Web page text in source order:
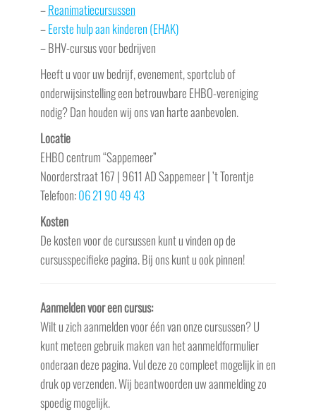
–Reanimatiecursussen
–Eerste hulp aan kinderen (EHAK)
– BHV-cursus voor bedrijven
Heeft u voor uw bedrijf, evenement, sportclub of
onderwijsinstelling een betrouwbare EHBO-vereniging
nodig? Dan houden wij ons van harte aanbevolen.
Locatie
EHBO centrum “Sappemeer”
Noorderstraat 167 | 9611 AD Sappemeer | ’t Torentje
Telefoon:06 21 90 49 43
Kosten
De kosten voor de cursussen kunt u vinden op de
cursusspecifieke pagina. Bij ons kunt u ook pinnen!
Aanmelden voor een cursus:
Wilt u zich aanmelden voor één van onze cursussen? U
kunt meteen gebruik maken van het aanmeldformulier
onderaan deze pagina. Vul deze zo compleet mogelijk in en
druk op verzenden. Wij beantwoorden uw aanmelding zo
spoedig mogelijk.